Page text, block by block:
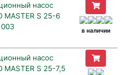
насос
MASTER S 25-6
в наличии
насос
MASTER S 25-7,5